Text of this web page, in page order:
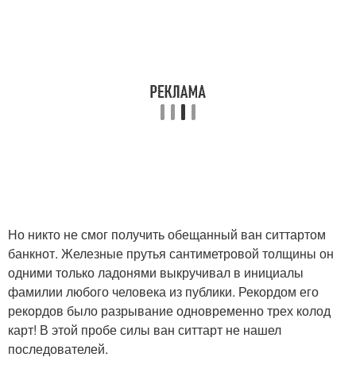
Но никто не смог получить обещанный ван ситтартом
банкнот. Железные прутья сантиметровой толщины он
одними только ладонями выкручивал в инициалы
фамилии любого человека из публики. Рекордом его
рекордов было разрывание одновременно трех колод
карт! В этой пробе силы ван ситтарт не нашел
последователей.